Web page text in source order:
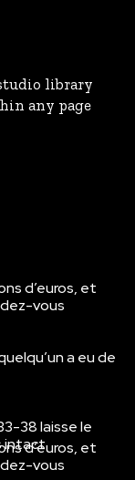
library
any page
d’euros, et
vous
a eu de
38 laisse le
intact
d’euros, et
vous